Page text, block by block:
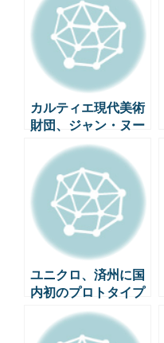
カルティエ現代美術
財団、ジャン・ヌー
ヴェルと一緒に2025
年末に新スペースを
開館
ユニクロ、済州に国
内初のプロトタイプ
店舗をオープン – 東
南店と西帰浦店の新